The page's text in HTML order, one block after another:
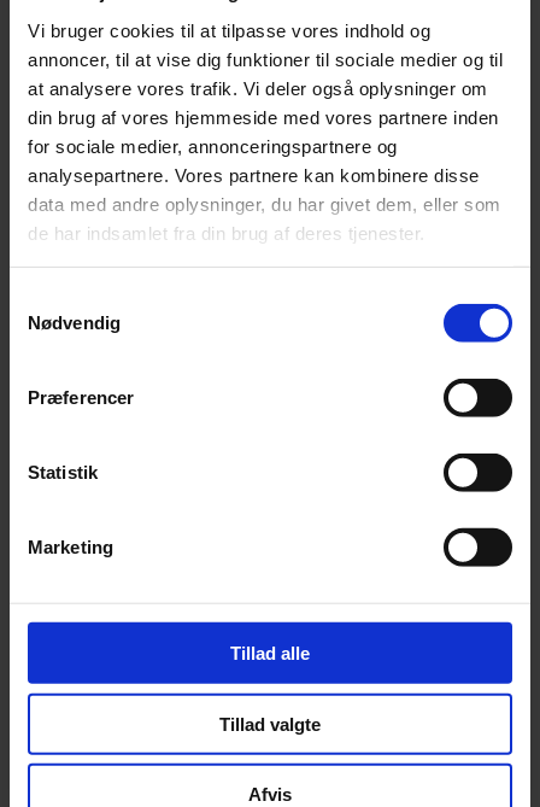
Vi bruger cookies til at tilpasse vores indhold og
annoncer, til at vise dig funktioner til sociale medier og til
at analysere vores trafik. Vi deler også oplysninger om
din brug af vores hjemmeside med vores partnere inden
for sociale medier, annonceringspartnere og
analysepartnere. Vores partnere kan kombinere disse
data med andre oplysninger, du har givet dem, eller som
de har indsamlet fra din brug af deres tjenester.
Nødvendig
Præferencer
Statistik
Marketing
Tillad alle
Tillad valgte
Afvis
Leonora
Silk Mohair
Tilia
Tynn Silk Mohair
Se alle Mohair
angora
Bella
Bella Color
Desiderio
Filnovo
Mulberry Silk
Tynn Silk Mohair
Se alle Alpaka
Alpakka Ull
Bodil
cenerentola
Eco Soft